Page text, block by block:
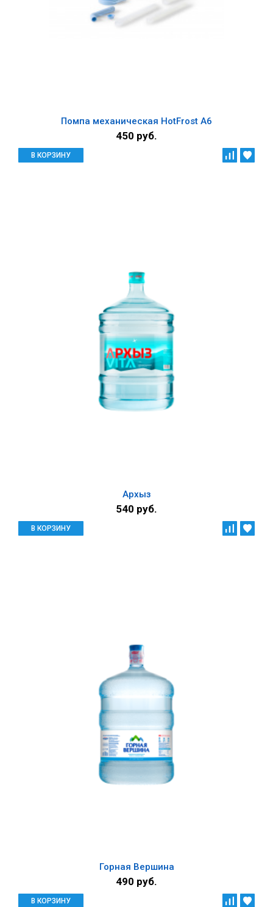
Помпа механическая HotFrost А6
450 руб.
В КОРЗИНУ
Архыз
540 руб.
В КОРЗИНУ
Горная Вершина
490 руб.
В КОРЗИНУ